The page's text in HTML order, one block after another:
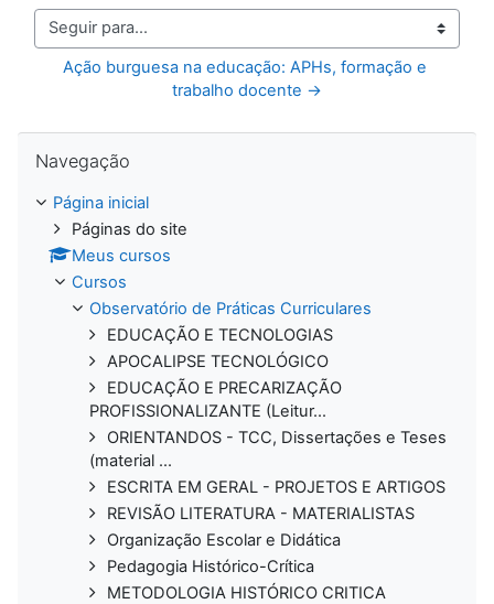
Seguir para...
Ação burguesa na educação: APHs, formação e
trabalho docente →
Navegação
Página inicial
Páginas do site
Meus cursos
Cursos
Observatório de Práticas Curriculares
EDUCAÇÃO E TECNOLOGIAS
APOCALIPSE TECNOLÓGICO
EDUCAÇÃO E PRECARIZAÇÃO
PROFISSIONALIZANTE (Leitur...
ORIENTANDOS - TCC, Dissertações e Teses
(material ...
ESCRITA EM GERAL - PROJETOS E ARTIGOS
REVISÃO LITERATURA - MATERIALISTAS
Organização Escolar e Didática
Pedagogia Histórico-Crítica
METODOLOGIA HISTÓRICO CRITICA